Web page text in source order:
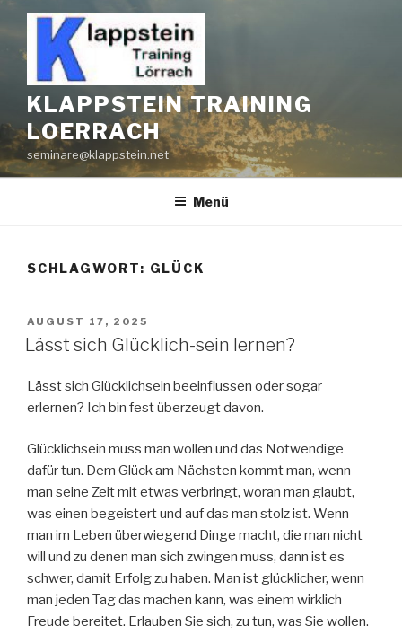
springen
KLAPPSTEIN TRAINING
LOERRACH
seminare@klappstein.net
Menü
SCHLAGWORT: GLÜCK
VERÖFFENTLICHT
AM
AUGUST 17, 2025
Lässt sich Glücklich-sein lernen?
Lässt sich Glücklichsein beeinflussen oder sogar
erlernen? Ich bin fest überzeugt davon.
Glücklichsein muss man wollen und das Notwendige
dafür tun. Dem Glück am Nächsten kommt man, wenn
man seine Zeit mit etwas verbringt, woran man glaubt,
was einen begeistert und auf das man stolz ist. Wenn
man im Leben überwiegend Dinge macht, die man nicht
will und zu denen man sich zwingen muss, dann ist es
schwer, damit Erfolg zu haben. Man ist glücklicher, wenn
man jeden Tag das machen kann, was einem wirklich
Freude bereitet. Erlauben Sie sich, zu tun, was Sie wollen.